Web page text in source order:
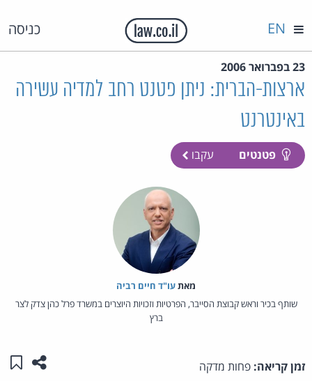
כניסה EN
23 בפברואר 2006
ארצות-הברית: ניתן פטנט רחב למדיה עשירה
באינטרנט
פטנטים עקבו
מאת‏עו"ד חיים רביה
שותף בכיר וראש קבוצת הסייבר, הפרטיות וזכויות היוצרים במשרד פרל כהן צדק לצר
ברץ
זמן קריאה: פחות מדקה שתפו